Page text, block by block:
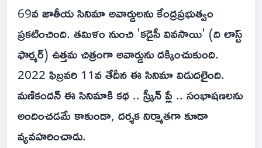
69వ జాతీయ సినిమా అవార్డులను కేంద్రప్రభుత్వం
ప్రకటించింది. తమిళం నుంచి 'కడైసీ వివసాయి' (ది లాస్ట్
ఫార్మర్) ఉత్తమ చిత్రంగా అవార్డును దక్కించుకుంది.
2022 ఫిబ్రవరి 11వ తేదీన ఈ సినిమా విడుదలైంది.
మణికందన్ ఈ సినిమాకి కథ .. స్క్రీన్ ప్లే .. సంభాషణలను
అందించడమే కాకుండా, దర్శక నిర్మాతగా కూడా
వ్యవహరించాడు.